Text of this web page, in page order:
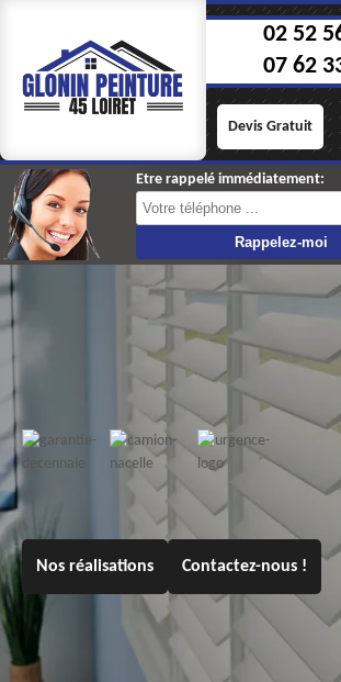
02 52
07 62
Devis Gratuit
Etre rappelé immédiatement:
Nos réalisations Contactez-nous !